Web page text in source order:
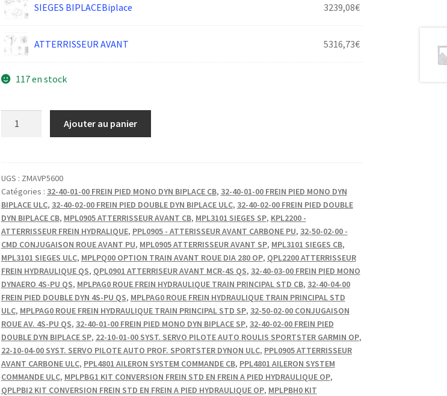
SIEGES BIPLACEBiplace 3239,08€
ATTERRISSEUR AVANT 5316,73€
117 en stock
M6-
45-
24
Cl
8.8
BZD
Ajouter au panier
UGS : ZMAVP5600
Catégories : 32-40-01-00 FREIN PIED MONO DYN BIPLACE CB, 32-40-01-00 FREIN PIED MONO DYN
BIPLACE ULC, 32-40-02-00 FREIN PIED DOUBLE DYN BIPLACE ULC, 32-40-02-00 FREIN PIED DOUBLE
DYN BIPLACE CB, MPL0905 ATTERRISSEUR AVANT CB, MPL3101 SIEGES SP, KPL2200 -
ATTERRISSEUR FREIN HYDRALIQUE, PPL0905 - ATTERISSEUR AVANT CARBONE PU, 32-50-02-00 -
CMD CONJUGAISON ROUE AVANT PU, MPL0905 ATTERRISSEUR AVANT SP, MPL3101 SIEGES CB,
MPL3101 SIEGES ULC, MPLPQ00 OPTION TRAIN AVANT ROUE DIA 280 OP, QPL2200 ATTERRISSEUR
FREIN HYDRAULIQUE QS, QPL0901 ATTERRISEUR AVANT MCR-4S QS, 32-40-03-00 FREIN PIED MONO
DYNAERO 4S-PU QS, MPLPAG0 ROUE FREIN HYDRAULIQUE TRAIN PRINCIPAL STD CB, 32-40-04-00
FREIN PIED DOUBLE DYN 4S-PU QS, MPLPAG0 ROUE FREIN HYDRAULIQUE TRAIN PRINCIPAL STD
ULC, MPLPAG0 ROUE FREIN HYDRAULIQUE TRAIN PRINCIPAL STD SP, 32-50-02-00 CONJUGAISON
ROUE AV. 4S-PU QS, 32-40-01-00 FREIN PIED MONO DYN BIPLACE SP, 32-40-02-00 FREIN PIED
DOUBLE DYN BIPLACE SP, 22-10-01-00 SYST. SERVO PILOTE AUTO ROULIS SPORTSTER GARMIN OP,
22-10-04-00 SYST. SERVO PILOTE AUTO PROF. SPORTSTER DYNON ULC, PPL0905 ATTERRISSEUR
AVANT CARBONE ULC, PPL4801 AILERON SYSTEM COMMANDE CB, PPL4801 AILERON SYSTEM
COMMANDE ULC, MPLPBG1 KIT CONVERSION FREIN STD EN FREIN A PIED HYDRAULIQUE OP,
QPLPBI2 KIT CONVERSION FREIN STD EN FREIN A PIED HYDRAULIQUE OP, MPLPBH0 KIT